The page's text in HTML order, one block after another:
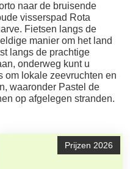
naar de bruisende
visserspad Rota
Fietsen langs de
manier om het land
langs de prachtige
onderweg kunt u
om lokale zeevruchten en
waaronder Pastel de
op afgelegen stranden.
Prijzen 2026